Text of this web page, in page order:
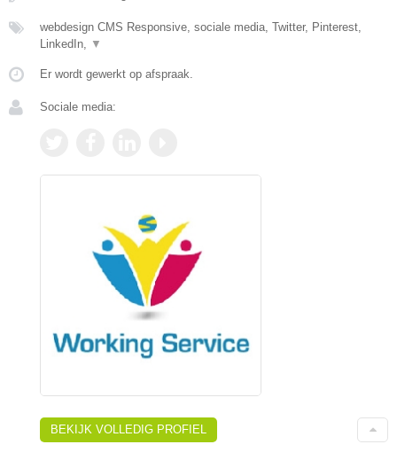
webdesign CMS Responsive, sociale media, Twitter, Pinterest,
LinkedIn,
▼
Er wordt gewerkt op afspraak.
Sociale media:
BEKIJK VOLLEDIG PROFIEL